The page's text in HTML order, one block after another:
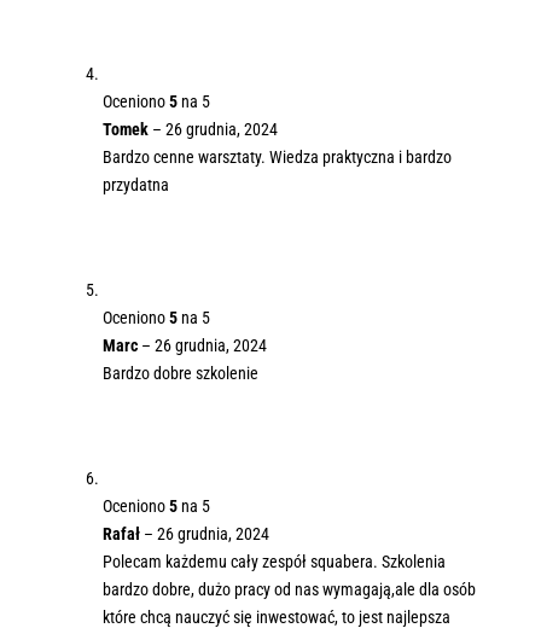
Oceniono5na 5
Tomek – 26 grudnia, 2024
Bardzo cenne warsztaty. Wiedza praktyczna i bardzo
przydatna
Oceniono5na 5
Marc – 26 grudnia, 2024
Bardzo dobre szkolenie
Oceniono5na 5
Rafał – 26 grudnia, 2024
Polecam każdemu cały zespół squabera. Szkolenia
bardzo dobre, dużo pracy od nas wymagają,ale dla osób
które chcą nauczyć się inwestować, to jest najlepsza